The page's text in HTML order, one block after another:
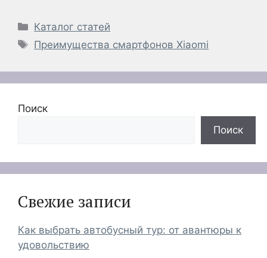
Рубрики
Каталог статей
Метки
Преимущества смартфонов Xiaomi
Поиск
Поиск
Свежие записи
Как выбрать автобусный тур: от авантюры к
удовольствию